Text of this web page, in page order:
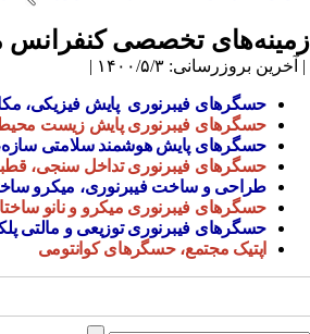
زمینه‌های تخصصی کنفرانس
| آخرین بروزرسانی: ۱۴۰۰/۵/۳ |
حسگرهای فیبرنوری پایش فیزیکی،
حسگرهای فیبرنوری پایش زیست
حسگرهای پایش هوشمند سلامتی
حسگرهای فیبرنوری تداخل سنجی،
طراحی و ساخت فیبرنوری، میکرو
حسگرهای فیبرنوری میکرو و نانو
حسگرهای فیبرنوری توزیعی و مالتی
اپتیک مجتمع، حسگرهای کوانتومی